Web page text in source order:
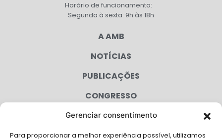
Gerenciar consentimento
Para proporcionar a melhor experiência possível, utilizamos
Horário de funcionamento:
Segunda à sexta: 9h às 18h
A AMB
NOTÍCIAS
PUBLICAÇÕES
CONGRESSO
AGENDA